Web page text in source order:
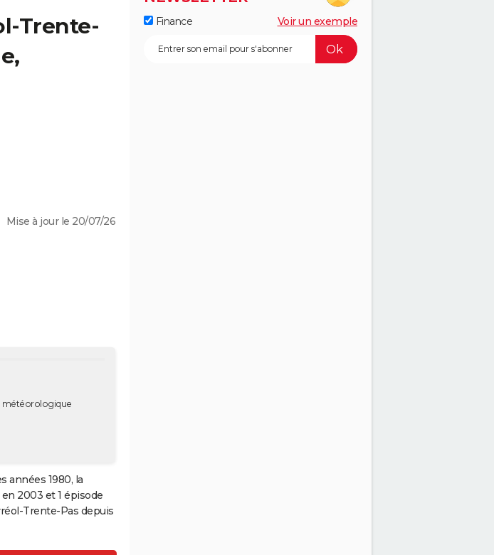
Trente-
Mise à jour le 20/07/26
météorologique
années 1980, la
2003 et 1 épisode
Trente-Pas depuis
Finance Voir un exemple